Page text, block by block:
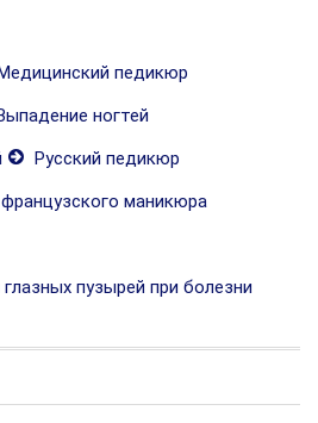
педикюр
ногтей
Русский педикюр
маникюра
пузырей при болезни